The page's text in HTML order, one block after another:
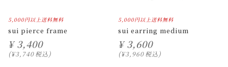
5,000円以上送料無料
sui pierce frame
¥ 3,400
¥3,740税込
5,000円以上送料無料
sui earring medium
¥ 3,600
¥3,960税込